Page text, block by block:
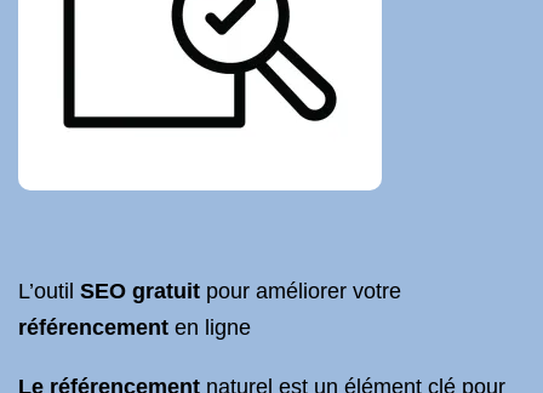
L’outil SEO gratuit pour améliorer votre
référencement en ligne
Le référencement naturel est un élément clé pour